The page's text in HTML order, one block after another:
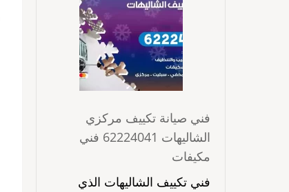
فني صيانة تكييف مركزي
الشاليهات 62224041 فني
مكيفات
فني تكييف الشاليهات الذي